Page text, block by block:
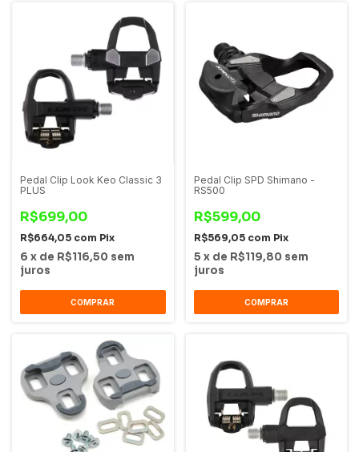
Pedal Clip Look Keo Classic 3
PLUS
R$699,00
R$664,05 com Pix
6 x de R$116,50 sem
juros
COMPRAR
Pedal Clip SPD Shimano -
RS500
R$599,00
R$569,05 com Pix
5 x de R$119,80 sem
juros
COMPRAR